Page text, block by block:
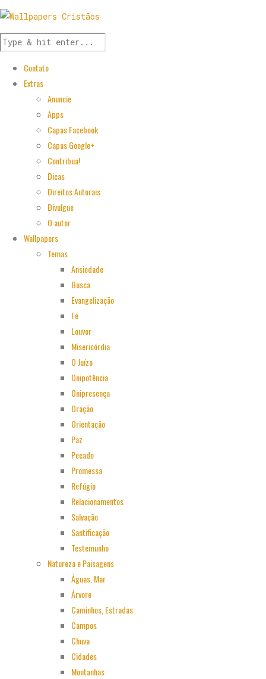
Contato
Extras
Anuncie
Apps
Capas Facebook
Capas Google+
Contribua!
Dicas
Direitos Autorais
Divulgue
O autor
Wallpapers
Temas
Ansiedade
Busca
Evangelização
Fé
Louvor
Misericórdia
O Juízo
Onipotência
Onipresença
Oração
Orientação
Paz
Pecado
Promessa
Refúgio
Relacionamentos
Salvação
Santificação
Testemunho
Natureza e Paisagens
Águas, Mar
Árvore
Caminhos, Estradas
Campos
Chuva
Cidades
Montanhas